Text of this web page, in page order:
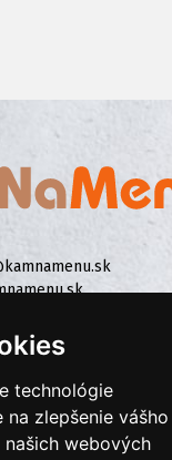
technológie
zlepšenie vášho
webových